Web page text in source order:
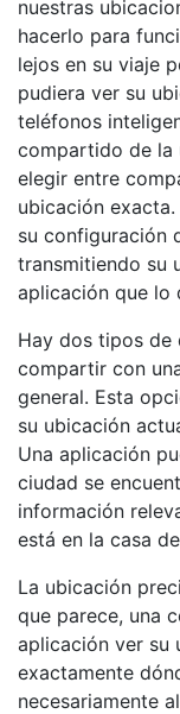
nuestras
hacerlo para
lejos en su viaje
pudiera ver su
teléfonos
compartido de la
elegir entre
ubicación
su configuración
transmitiendo su
aplicación que lo
Hay dos tipos de
compartir con
general. Esta
su ubicación
Una aplicación
ciudad se
información
está en la casa
La ubicación
que parece, una
aplicación ver su
exactamente
necesariamente